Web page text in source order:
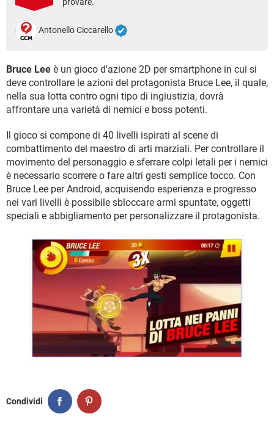
TIKTOK
HARDWARE
Antonello Ciccarello
Bruce Lee è un gioco d'azione 2D per smartphone in cui si
deve controllare le azioni del protagonista Bruce Lee, il quale,
nella sua lotta contro ogni tipo di ingiustizia, dovrà
affrontare una varietà di nemici e boss potenti.
Il gioco si compone di 40 livelli ispirati al scene di
combattimento del maestro di arti marziali. Per controllare il
movimento del personaggio e sferrare colpi letali per i nemici
è necessario scorrere o fare altri gesti semplice tocco. Con
Bruce Lee per Android, acquisendo esperienza e progresso
nei vari livelli è possibile sbloccare armi spuntate, oggetti
speciali e abbigliamento per personalizzare il protagonista.
Condividi